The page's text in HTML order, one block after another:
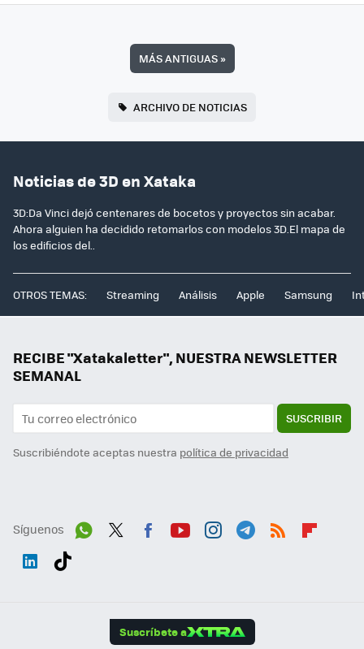
MÁS ANTIGUAS»
ARCHIVO DE NOTICIAS
Noticias de 3D en Xataka
3D:Da Vinci dejó centenares de bocetos y proyectos sin acabar.
Ahora alguien ha decidido retomarlos con modelos 3D.El mapa de
los edificios del..
OTROS TEMAS: Streaming Análisis Apple Samsung
RECIBE "Xatakaletter", NUESTRA NEWSLETTER
SEMANAL
SUSCRIBIR
Suscribiéndote aceptas nuestra política de privacidad
Síguenos
Suscríbete a